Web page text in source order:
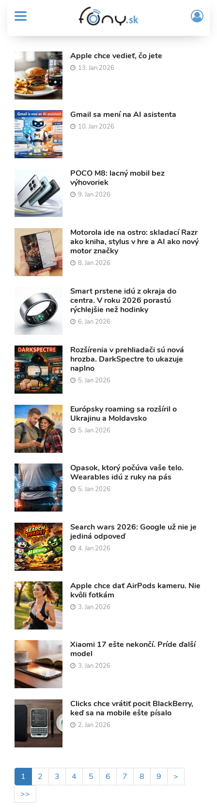
obsah
MENU
Sub
Header
menu
User
account
menu
/
Články
Fony.sk
Apple chce vedieť, čo jete
13. Jan 2026
Gmail sa mení na AI asistenta
10. Jan 2026
POCO M8: lacný mobil bez
výhovoriek
9. Jan 2026
Motorola ide na ostro: skladací Razr
ako kniha, stylus v hre a AI ako nový
motor značky
8. Jan 2026
Smart prstene idú z okraja do
centra. V roku 2026 porastú
rýchlejšie než hodinky
6. Jan 2026
Rozšírenia v prehliadači sú nová
hrozba. DarkSpectre to ukazuje
naplno
5. Jan 2026
Európsky roaming sa rozšíril o
Ukrajinu a Moldavsko
5. Jan 2026
Opasok, ktorý počúva vaše telo.
Wearables idú z ruky na pás
5. Jan 2026
Search wars 2026: Google už nie je
jediná odpoveď
4. Jan 2026
Apple chce dať AirPods kameru. Nie
kvôli fotkám
3. Jan 2026
Xiaomi 17 ešte nekončí. Príde ďalší
model
3. Jan 2026
Clicks chce vrátiť pocit BlackBerry,
keď sa na mobile ešte písalo
2. Jan 2026
Pagination
Aktuálna
stránka
1 Page
2 Page
3 Page
4 Page
5 Page
6 Page
7 Page
8 Page
9
Ďalšia
strana
>
Posledná
strana
>>